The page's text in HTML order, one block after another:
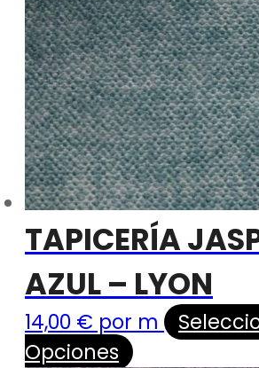
TAPICERÍA
AZUL – LYON
14,00 € por m
Opciones